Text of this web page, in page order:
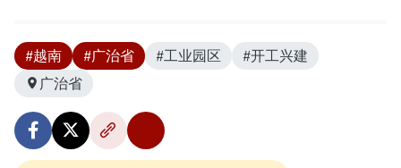
#越南 #广治省 #工业园区
#开工兴建
广治省